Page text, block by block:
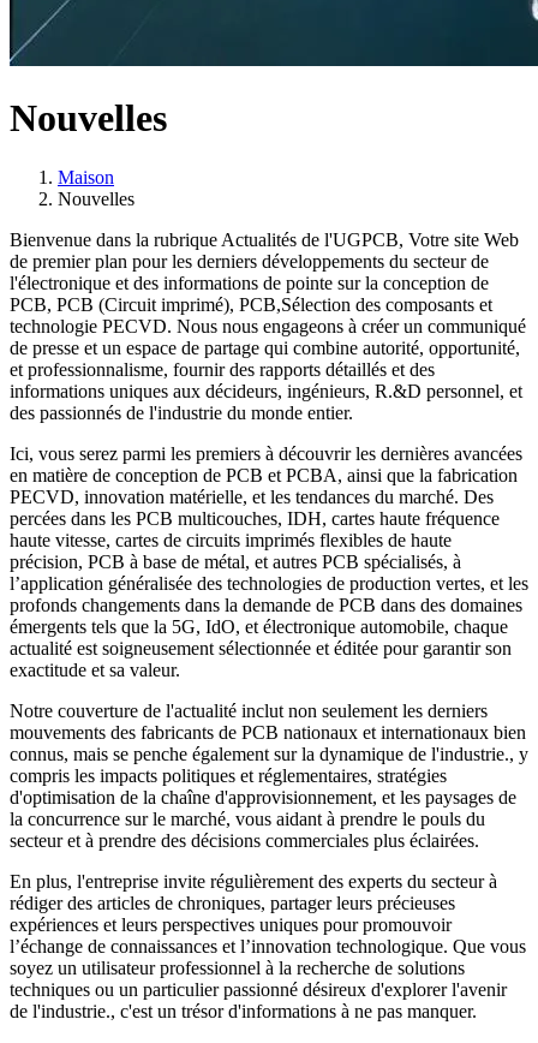
Nouvelles
Maison
Nouvelles
Bienvenue dans la rubrique Actualités de l'UGPCB, Votre site Web
de premier plan pour les derniers développements du secteur de
l'électronique et des informations de pointe sur la conception de
PCB, PCB (Circuit imprimé), PCB,Sélection des composants et
technologie PECVD. Nous nous engageons à créer un communiqué
de presse et un espace de partage qui combine autorité, opportunité,
et professionnalisme, fournir des rapports détaillés et des
informations uniques aux décideurs, ingénieurs, R.&D personnel, et
des passionnés de l'industrie du monde entier.
Ici, vous serez parmi les premiers à découvrir les dernières avancées
en matière de conception de PCB et PCBA, ainsi que la fabrication
PECVD, innovation matérielle, et les tendances du marché. Des
percées dans les PCB multicouches, IDH, cartes haute fréquence
haute vitesse, cartes de circuits imprimés flexibles de haute
précision, PCB à base de métal, et autres PCB spécialisés, à
l’application généralisée des technologies de production vertes, et les
profonds changements dans la demande de PCB dans des domaines
émergents tels que la 5G, IdO, et électronique automobile, chaque
actualité est soigneusement sélectionnée et éditée pour garantir son
exactitude et sa valeur.
Notre couverture de l'actualité inclut non seulement les derniers
mouvements des fabricants de PCB nationaux et internationaux bien
connus, mais se penche également sur la dynamique de l'industrie., y
compris les impacts politiques et réglementaires, stratégies
d'optimisation de la chaîne d'approvisionnement, et les paysages de
la concurrence sur le marché, vous aidant à prendre le pouls du
secteur et à prendre des décisions commerciales plus éclairées.
En plus, l'entreprise invite régulièrement des experts du secteur à
rédiger des articles de chroniques, partager leurs précieuses
expériences et leurs perspectives uniques pour promouvoir
l’échange de connaissances et l’innovation technologique. Que vous
soyez un utilisateur professionnel à la recherche de solutions
techniques ou un particulier passionné désireux d'explorer l'avenir
de l'industrie., c'est un trésor d'informations à ne pas manquer.